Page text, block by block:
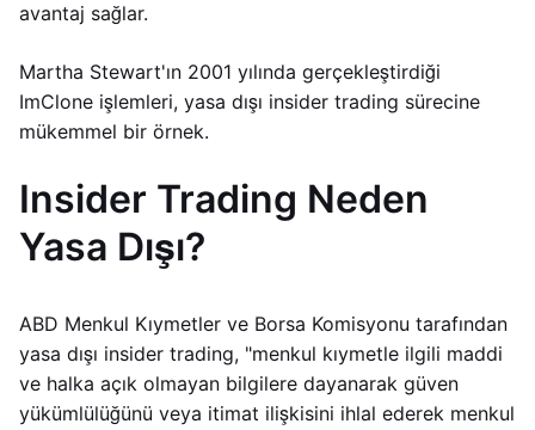
avantaj sağlar.
Martha Stewart'ın 2001 yılında gerçekleştirdiği
ImClone işlemleri, yasa dışı insider trading sürecine
mükemmel bir örnek.
Insider Trading Neden
Yasa Dışı?
ABD Menkul Kıymetler ve Borsa Komisyonu tarafından
yasa dışı insider trading, "menkul kıymetle ilgili maddi
ve halka açık olmayan bilgilere dayanarak güven
yükümlülüğünü veya itimat ilişkisini ihlal ederek menkul